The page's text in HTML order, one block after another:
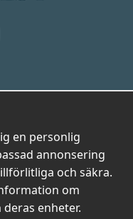
Vi är Wallnest
en personlig
annonsering
och säkra.
om
enheter.